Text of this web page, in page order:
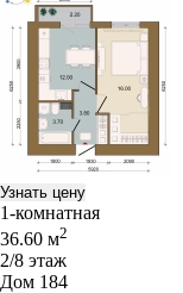
Узнать цену
1-комнатная
36.60 м2
2/8 этаж
Дом 184